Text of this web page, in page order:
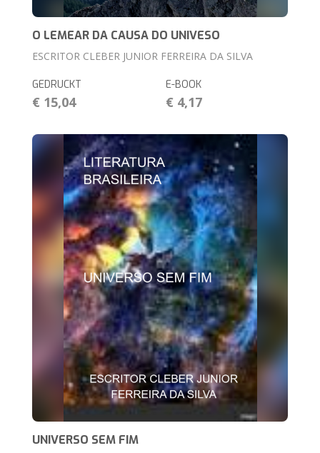
O LEMEAR DA CAUSA DO UNIVESO
ESCRITOR CLEBER JUNIOR FERREIRA DA SILVA
GEDRUCKT
€ 15,04
E-BOOK
€ 4,17
UNIVERSO SEM FIM